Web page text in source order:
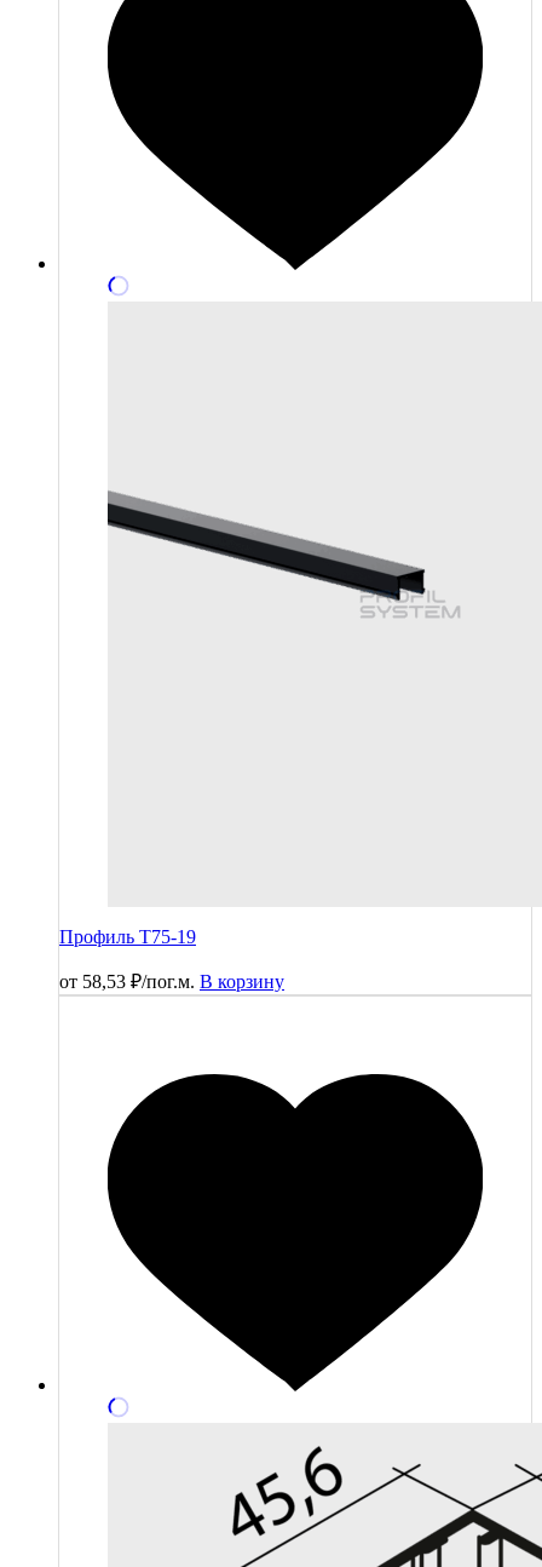
Профиль T75-19
от 58,53 ₽/пог.м. В корзину